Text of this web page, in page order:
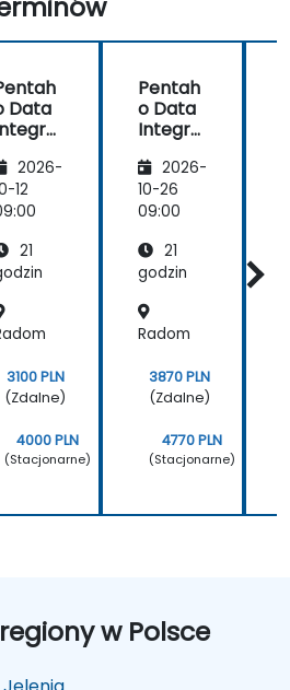
Data
-
sowany
2026-
12
21
3100 PLN
(Zdalne)
4000 PLN
(Stacjonarne)
Pentah
o Data
Integra
Zaawan
sowany
2026-
10-26
09:00
21
godzin
Radom
3870 PLN
(Zdalne)
4770 PLN
(Stacjonarne)
w Polsce